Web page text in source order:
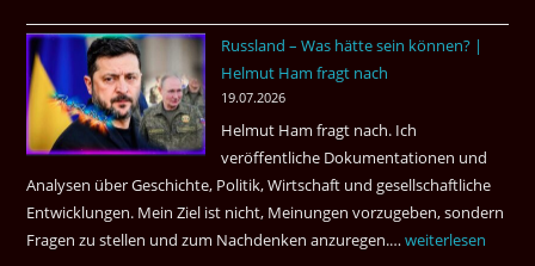
aufgeklärt
3
Tote
kamen
dazu.
Russland – Was hätte sein können? |
Helmut Ham fragt nach
19.07.2026
Helmut Ham fragt nach. Ich
veröffentliche Dokumentationen und
Analysen über Geschichte, Politik, Wirtschaft und gesellschaftliche
Entwicklungen. Mein Ziel ist nicht, Meinungen vorzugeben, sondern
Fragen zu stellen und zum Nachdenken anzuregen.…Russland
weiterlesen